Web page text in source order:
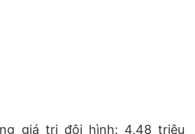
giá trị đội hình: 4,48 triệu